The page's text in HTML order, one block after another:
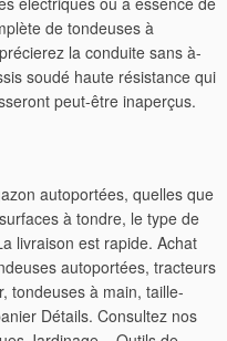
de tondeuses à
la conduite sans à-
soudé haute résistance qui
peut-être inaperçus.
autoportées, quelles que
à tondre, le type de
livraison est rapide. Achat
autoportées, tracteurs
tondeuses à main, taille-
Détails. Consultez nos